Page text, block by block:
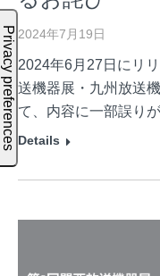
2024年7月19日
2024年6月27日にリ
送機器展・九州放送
て、内容に一部誤り
Details